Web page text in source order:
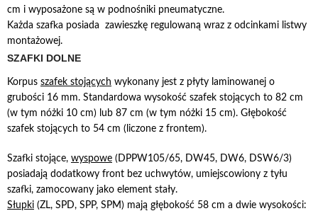
cm i wyposażone są w podnośniki pneumatyczne.
Każda szafka posiada zawieszkę regulowaną wraz z odcinkami listwy
montażowej.
SZAFKI DOLNE
Korpus szafek stojących wykonany jest z płyty laminowanej o
grubości 16 mm. Standardowa wysokość szafek stojących to 82 cm
(w tym nóżki 10 cm) lub 87 cm (w tym nóżki 15 cm). Głębokość
szafek stojących to 54 cm (liczone z frontem).
Szafki stojące, wyspowe (DPPW105/65, DW45, DW6, DSW6/3)
posiadają dodatkowy front bez uchwytów, umiejscowiony z tyłu
szafki, zamocowany jako element stały.
Słupki (ZL, SPD, SPP, SPM) mają głębokość 58 cm a dwie wysokości: